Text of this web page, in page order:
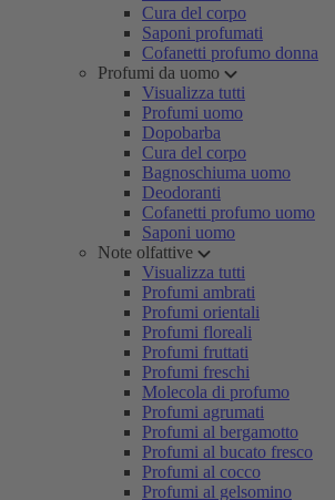
Cura del corpo
Saponi profumati
Cofanetti profumo donna
Profumi da uomo
Visualizza tutti
Profumi uomo
Dopobarba
Cura del corpo
Bagnoschiuma uomo
Deodoranti
Cofanetti profumo uomo
Saponi uomo
Note olfattive
Visualizza tutti
Profumi ambrati
Profumi orientali
Profumi floreali
Profumi fruttati
Profumi freschi
Molecola di profumo
Profumi agrumati
Profumi al bergamotto
Profumi al bucato fresco
Profumi al cocco
Profumi al gelsomino